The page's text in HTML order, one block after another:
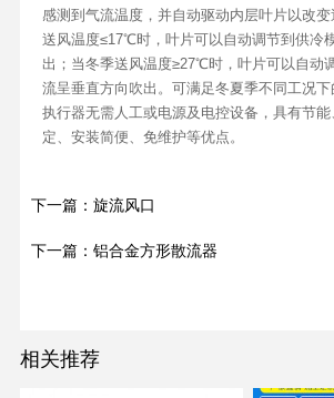
感测到气流温度，并自动驱动内层叶片以改
送风温度≤17℃时，叶片可以自动调节到供冷
出；当冬季送风温度≥27℃时，叶片可以自动
流呈垂直方向吹出。可满足冬夏季不同工况
执行器无需人工或电源及电控设备，具有节
定、安装简便、免维护等优点。
下一篇：旋流风口
下一篇：铝合金方形散流器
相关推荐